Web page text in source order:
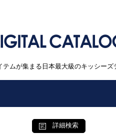
テムが集まる日本最大級のキッシー
詳細検索